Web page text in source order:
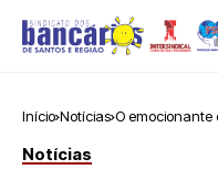
Início Notícias O emocionante
Notícias